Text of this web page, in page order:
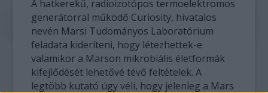
A hatkerekű, radioizotópos termoelektromos
generátorral működő Curiosity, hivatalos
nevén Marsi Tudományos Laboratórium
feladata kideríteni, hogy létezhettek-e
valamikor a Marson mikrobiális életformák
kifejlődését lehetővé tévő feltételek. A
legtöbb kutató úgy véli, hogy jelenleg a Mars